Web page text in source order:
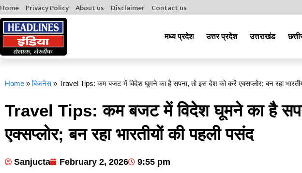
Home Privacy Policy About us Disclaimer Contact us
मध्य प्रदेश उत्तर प्रदेश उत्तराखंड
Home » बिजनेस » Travel Tips: कम बजट में विदेश घूमने का है सपना, तो इस देश को करें एक्सप्लोर; बन रहा
Travel Tips: कम बजट में विदेश घूमने का है
एक्सप्लोर; बन रहा भारतीयों की पहली पसंद
Sanjucta February 2, 2026 9:55 pm